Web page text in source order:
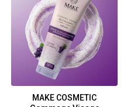
MAKE COSMETIC